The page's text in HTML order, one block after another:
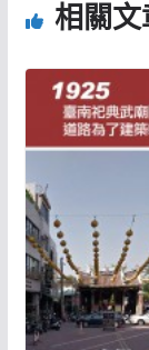
相關文